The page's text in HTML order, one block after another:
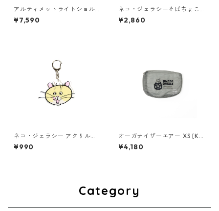
アルティメットライトショル
ダーバッグ ミニ [NJ ブラック]
¥7,590
ネコ・ジェラシーそばちょこ
くろねこ
¥2,860
ネコ・ジェラシー アクリルキ
ーホルダー クリーム
¥990
オーガナイザーエアー XS [KF
P×おめでゴリラックス]
¥4,180
Category